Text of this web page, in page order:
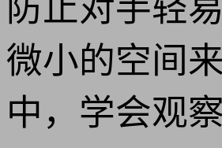
防止对手轻
微小的空间
中，学会观